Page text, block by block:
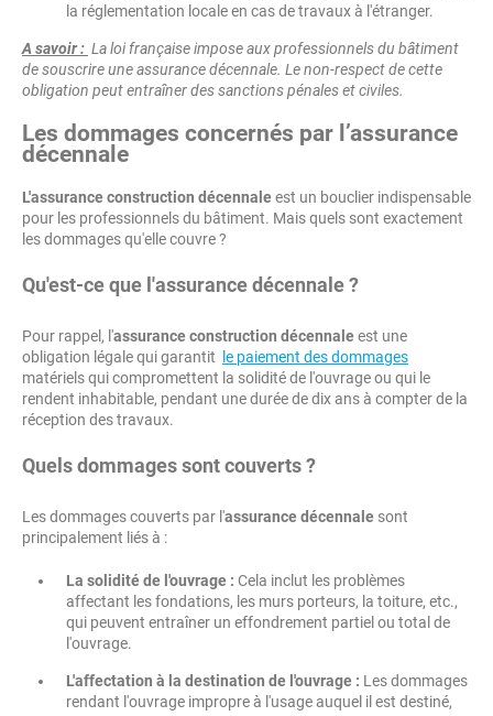
la réglementation locale en cas de travaux à l'étranger.
A savoir : La loi française impose aux professionnels du bâtiment
de souscrire une assurance décennale. Le non-respect de cette
obligation peut entraîner des sanctions pénales et civiles.
Les dommages concernés par l’assurance
décennale
L'assurance construction décennaleest un bouclier indispensable
pour les professionnels du bâtiment. Mais quels sont exactement
les dommages qu'elle couvre ?
Qu'est-ce que l'assurance décennale ?
Pour rappel, l'assurance construction décennaleest une
obligation légale qui garantit
le paiement des dommages
matériels qui compromettent la solidité de l'ouvrage ou qui le
rendent inhabitable, pendant une durée de dix ans à compter de la
réception des travaux.
Quels dommages sont couverts ?
Les dommages couverts par l'assurance décennale sont
principalement liés à :
La solidité de l'ouvrage : Cela inclut les problèmes
affectant les fondations, les murs porteurs, la toiture, etc.,
qui peuvent entraîner un effondrement partiel ou total de
l'ouvrage.
L'affectation à la destination de l'ouvrage : Les dommages
rendant l'ouvrage impropre à l'usage auquel il est destiné,